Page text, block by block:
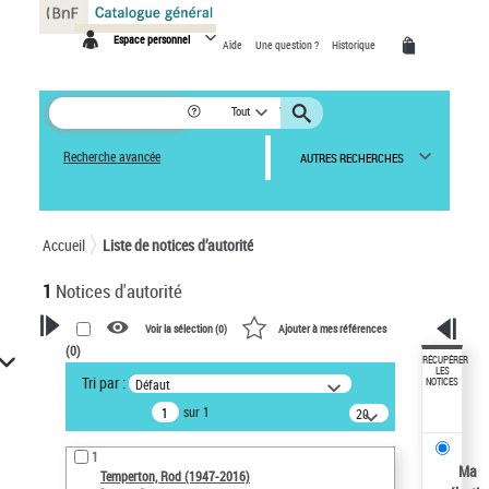
Espace personnel Aide Une question ? Historique
Tout
Recherche avancée AUTRES RECHERCHES
Accueil Liste de notices d’autorité
1 Notices d'autorité
VOTRE RECHERCHE
Recherche avancée dans les
notices d’autorité
Œuvres liées à l'auteur :
Temperton, Rod (1947-2016)
Voir la sélection (0) Ajouter à mes références
(0)
Tri par : Défaut
sur 1
20
résultats/page
1
Temperton, Rod (1947-2016)
RÉCUPÉRER
LES
NOTICES
Ma
Panneau de gestion des cookies